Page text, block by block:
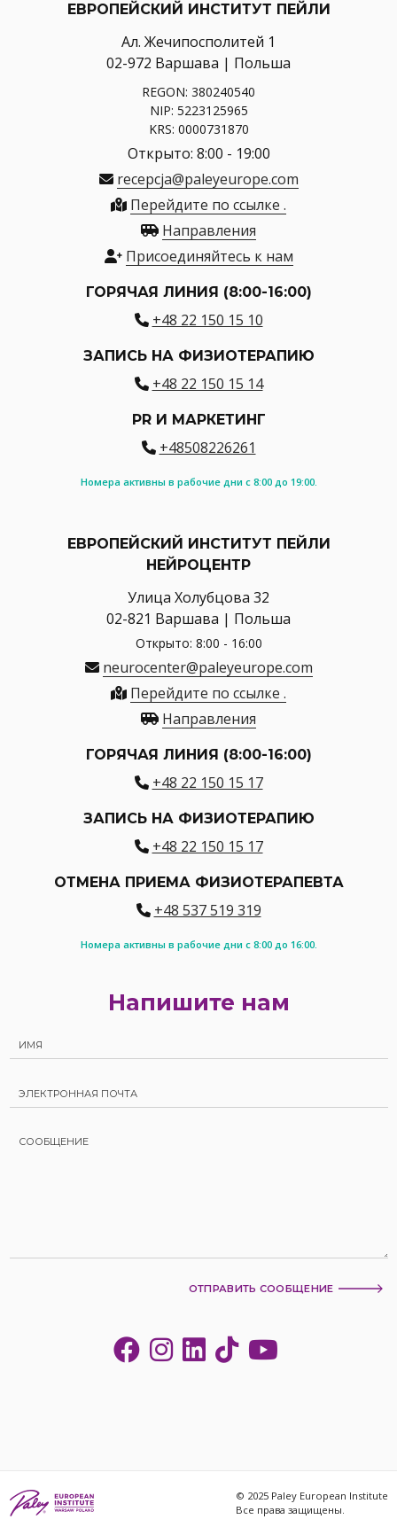
ЕВРОПЕЙСКИЙ ИНСТИТУТ ПЕЙЛИ
Ал. Жечипосполитей 1
02-972 Варшава | Польша
REGON: 380240540
NIP: 5223125965
KRS: 0000731870
Открыто: 8:00 - 19:00
recepcja@paleyeurope.com
Перейдите по ссылке .
Направления
Присоединяйтесь к нам
ГОРЯЧАЯ ЛИНИЯ (8:00-16:00)
+48 22 150 15 10
ЗАПИСЬ НА ФИЗИОТЕРАПИЮ
+48 22 150 15 14
PR И МАРКЕТИНГ
+48508226261
Номера активны в рабочие дни с 8:00 до 19:00.
ЕВРОПЕЙСКИЙ ИНСТИТУТ ПЕЙЛИ
НЕЙРОЦЕНТР
Улица Холубцова 32
02-821 Варшава | Польша
Открыто: 8:00 - 16:00
neurocenter@paleyeurope.com
Перейдите по ссылке .
Направления
ГОРЯЧАЯ ЛИНИЯ (8:00-16:00)
+48 22 150 15 17
ЗАПИСЬ НА ФИЗИОТЕРАПИЮ
+48 22 150 15 17
ОТМЕНА ПРИЕМА ФИЗИОТЕРАПЕВТА
+48 537 519 319
Номера активны в рабочие дни с 8:00 до 16:00.
Напишите нам
ОТПРАВИТЬ СООБЩЕНИЕ
© 2025 Paley European Institute
Все права защищены.